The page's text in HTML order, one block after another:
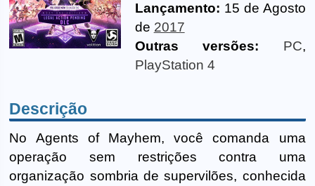
Lançamento: 15 de Agosto
de 2017
Outras versões:
PC,
PlayStation 4
Descrição
No Agents of Mayhem, você comanda uma
operação sem restrições contra uma
organização sombria de supervilões, conhecida